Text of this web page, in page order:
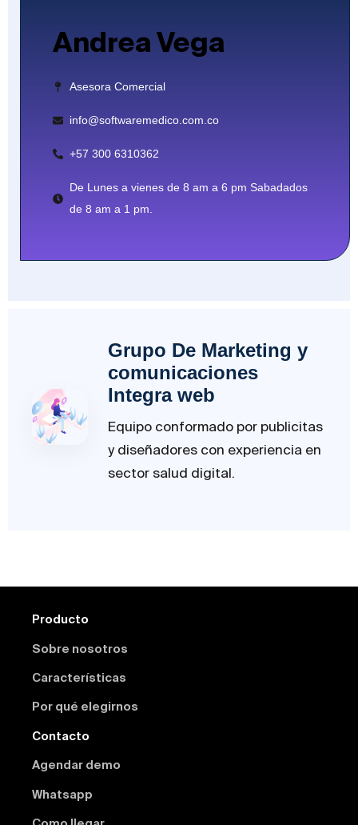
Andrea Vega
Asesora Comercial
info@softwaremedico.com.co
+57 300 6310362
De Lunes a vienes de 8 am a 6 pm Sabadados
de 8 am a 1 pm.
Grupo De Marketing y
comunicaciones
Integra web
Equipo conformado por publicitas
y diseñadores con experiencia en
sector salud digital.
Producto
Sobre nosotros
Características
Por qué elegirnos
Contacto
Agendar demo
Whatsapp